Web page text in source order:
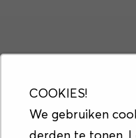
COOKIES!
We gebruiken